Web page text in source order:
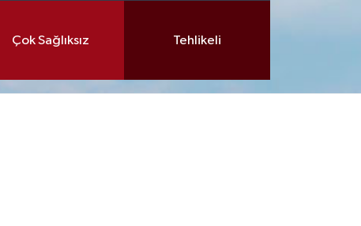
Çok Sağlıksız Tehlikeli